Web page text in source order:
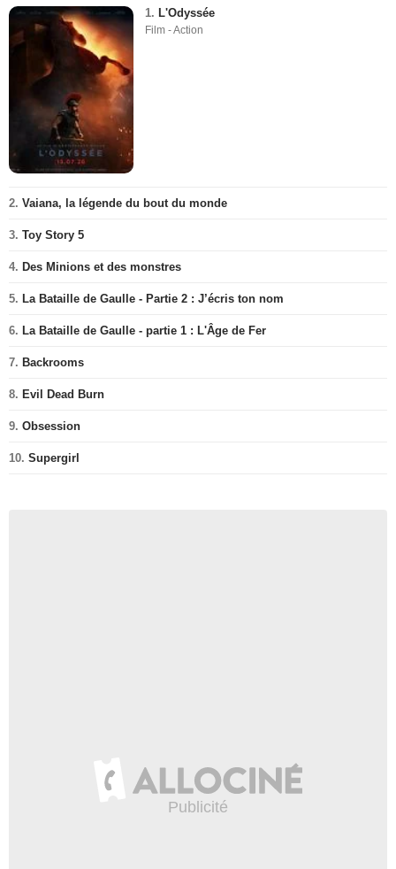
1. L'Odyssée
Film - Action
2. Vaiana, la légende du bout du monde
3. Toy Story 5
4. Des Minions et des monstres
5. La Bataille de Gaulle - Partie 2 : J’écris ton nom
6. La Bataille de Gaulle - partie 1 : L'Âge de Fer
7. Backrooms
8. Evil Dead Burn
9. Obsession
10. Supergirl